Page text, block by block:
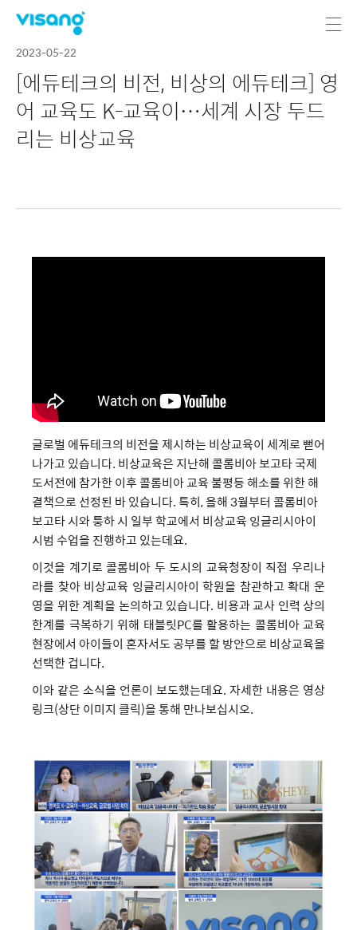
2023-05-22
[에듀테크의 비전, 비상의 에듀테크] 영
어 교육도 K-교육이…세계 시장 두드
리는 비상교육
글로벌 에듀테크의 비전을 제시하는 비상교육이 세계로 뻗어
나가고 있습니다. 비상교육은 지난해 콜롬비아 보고타 국제
도서전에 참가한 이후 콜롬비아 교육 불평등 해소를 위한 해
결책으로 선정된 바 있습니다. 특히, 올해 3월부터 콜롬비아
보고타 시와 퉁하 시 일부 학교에서 비상교육 잉글리시아이
시범 수업을 진행하고 있는데요.
이것을 계기로 콜롬비아 두 도시의 교육청장이 직접 우리나
라를 찾아 비상교육 잉글리시아이 학원을 참관하고 확대 운
영을 위한 계획을 논의하고 있습니다. 비용과 교사 인력 상의
한계를 극복하기 위해 태블릿PC를 활용하는 콜롬비아 교육
현장에서 아이들이 혼자서도 공부를 할 방안으로 비상교육을
선택한 겁니다.
이와 같은 소식을 언론이 보도했는데요. 자세한 내용은 영상
링크(상단 이미지 클릭)을 통해 만나보십시오.